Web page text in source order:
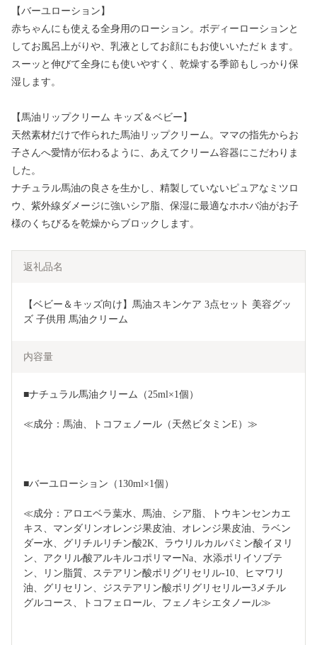
【バーユローション】
赤ちゃんにも使える全身用のローション。ボディーローションと
してお風呂上がりや、乳液としてお顔にもお使いいただｋます。
スーッと伸びて全身にも使いやすく、乾燥する季節もしっかり保
湿します。
【馬油リップクリーム キッズ＆ベビー】
天然素材だけで作られた馬油リップクリーム。ママの指先からお
子さんへ愛情が伝わるように、あえてクリーム容器にこだわりま
した。
ナチュラル馬油の良さを生かし、精製していないピュアなミツロ
ウ、紫外線ダメージに強いシア脂、保湿に最適なホホバ油がお子
様のくちびるを乾燥からブロックします。
返礼品名
【ベビー＆キッズ向け】馬油スキンケア 3点セット 美容グッ
ズ 子供用 馬油クリーム
内容量
■ナチュラル馬油クリーム（25ml×1個）
≪成分：馬油、トコフェノール（天然ビタミンE）≫
■バーユローション（130ml×1個）
≪成分：アロエベラ葉水、馬油、シア脂、トウキンセンカエ
キス、マンダリンオレンジ果皮油、オレンジ果皮油、ラベン
ダー水、グリチルリチン酸2K、ラウリルカルバミン酸イヌリ
ン、アクリル酸アルキルコポリマーNa、水添ポリイソブテ
ン、リン脂質、ステアリン酸ポリグリセリル-10、ヒマワリ
油、グリセリン、ジステアリン酸ポリグリセリルー3メチル
グルコース、トコフェロール、フェノキシエタノール≫